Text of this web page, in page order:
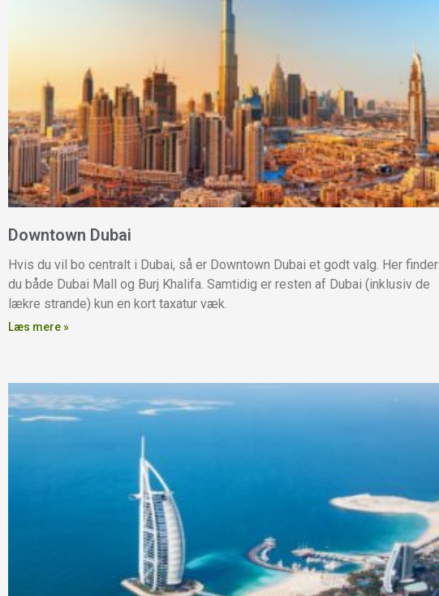
Downtown Dubai
Hvis du vil bo centralt i Dubai, så er Downtown Dubai et godt valg. Her finder
du både Dubai Mall og Burj Khalifa. Samtidig er resten af Dubai (inklusiv de
lækre strande) kun en kort taxatur væk.
Læs mere »